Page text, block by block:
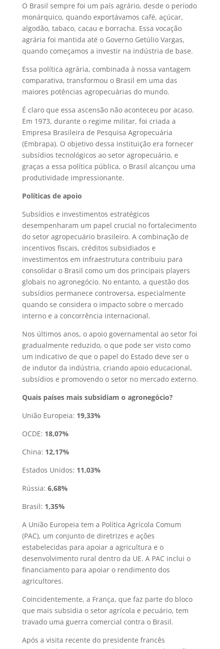
O Brasil sempre foi um país agrário, desde o período
monárquico, quando exportávamos café, açúcar,
algodão, tabaco, cacau e borracha. Essa vocação
agrária foi mantida até o Governo Getúlio Vargas,
quando começamos a investir na indústria de base.
Essa política agrária, combinada à nossa vantagem
comparativa, transformou o Brasil em uma das
maiores potências agropecuárias do mundo.
É claro que essa ascensão não aconteceu por acaso.
Em 1973, durante o regime militar, foi criada a
Empresa Brasileira de Pesquisa Agropecuária
(Embrapa). O objetivo dessa instituição era fornecer
subsídios tecnológicos ao setor agropecuário, e
graças a essa política pública, o Brasil alcançou uma
produtividade impressionante.
Políticas de apoio
Subsídios e investimentos estratégicos
desempenharam um papel crucial no fortalecimento
do setor agropecuário brasileiro. A combinação de
incentivos fiscais, créditos subsidiados e
investimentos em infraestrutura contribuiu para
consolidar o Brasil como um dos principais players
globais no agronegócio. No entanto, a questão dos
subsídios permanece controversa, especialmente
quando se considera o impacto sobre o mercado
interno e a concorrência internacional.
Nos últimos anos, o apoio governamental ao setor foi
gradualmente reduzido, o que pode ser visto como
um indicativo de que o papel do Estado deve ser o
de indutor da indústria, criando apoio educacional,
subsídios e promovendo o setor no mercado externo.
Quais países mais subsidiam o agronegócio?
União Europeia: 19,33%
OCDE: 18,07%
China: 12,17%
Estados Unidos: 11,03%
Rússia: 6,68%
Brasil: 1,35%
A União Europeia tem a Política Agrícola Comum
(PAC), um conjunto de diretrizes e ações
estabelecidas para apoiar a agricultura e o
desenvolvimento rural dentro da UE. A PAC inclui o
financiamento para apoiar o rendimento dos
agricultores.
Coincidentemente, a França, que faz parte do bloco
que mais subsidia o setor agrícola e pecuário, tem
travado uma guerra comercial contra o Brasil.
Após a visita recente do presidente francês